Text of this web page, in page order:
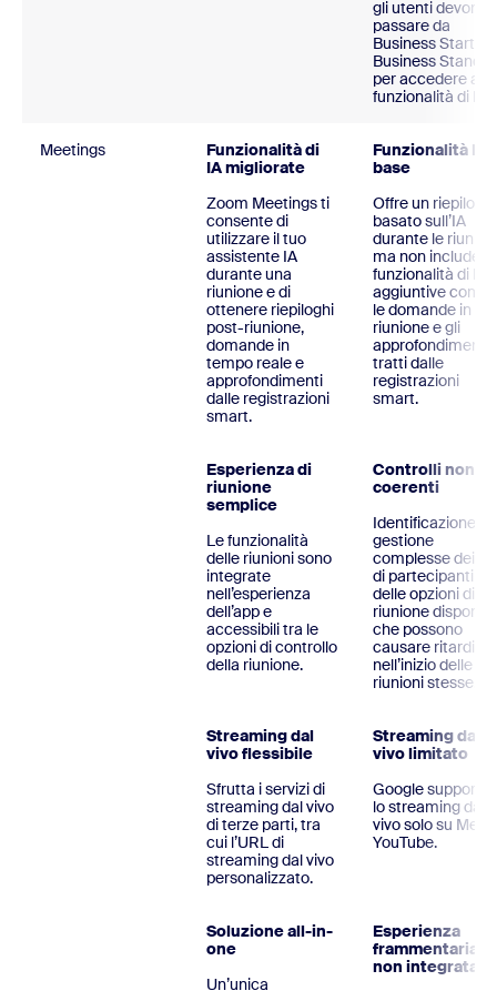
gli utenti devono
passare da
Business Starter
Business
per accedere a
funzionalità di IA.
Meetings
Funzionalità di
IA migliorate
Zoom Meetings ti
consente di
utilizzare il tuo
assistente IA
durante una
riunione e di
ottenere riepiloghi
post-riunione,
domande in
tempo reale e
approfondimenti
dalle registrazioni
smart.
Funzionalità IA
base
Offre un riepilogo
basato sull’IA
durante le
ma non include
funzionalità di IA
aggiuntive come
le domande in
riunione e gli
approfondimenti
tratti dalle
registrazioni
smart.
Esperienza di
riunione
semplice
Le funzionalità
delle riunioni sono
integrate
nell’esperienza
dell’app e
accessibili tra le
opzioni di controllo
della riunione.
Controlli non
coerenti
Identificazione e
gestione
complesse dei
di partecipanti e
delle opzioni di
riunione
che possono
causare ritardi
nell’inizio delle
riunioni stesse.
Streaming dal
vivo flessibile
Sfrutta i servizi di
streaming dal vivo
di terze parti, tra
cui l’URL di
streaming dal vivo
personalizzato.
Streaming dal
vivo limitato
Google supporta
lo streaming dal
vivo solo su Meet
YouTube.
Soluzione all-in-
one
Un’unica
Esperienza
frammentaria e
non integrata